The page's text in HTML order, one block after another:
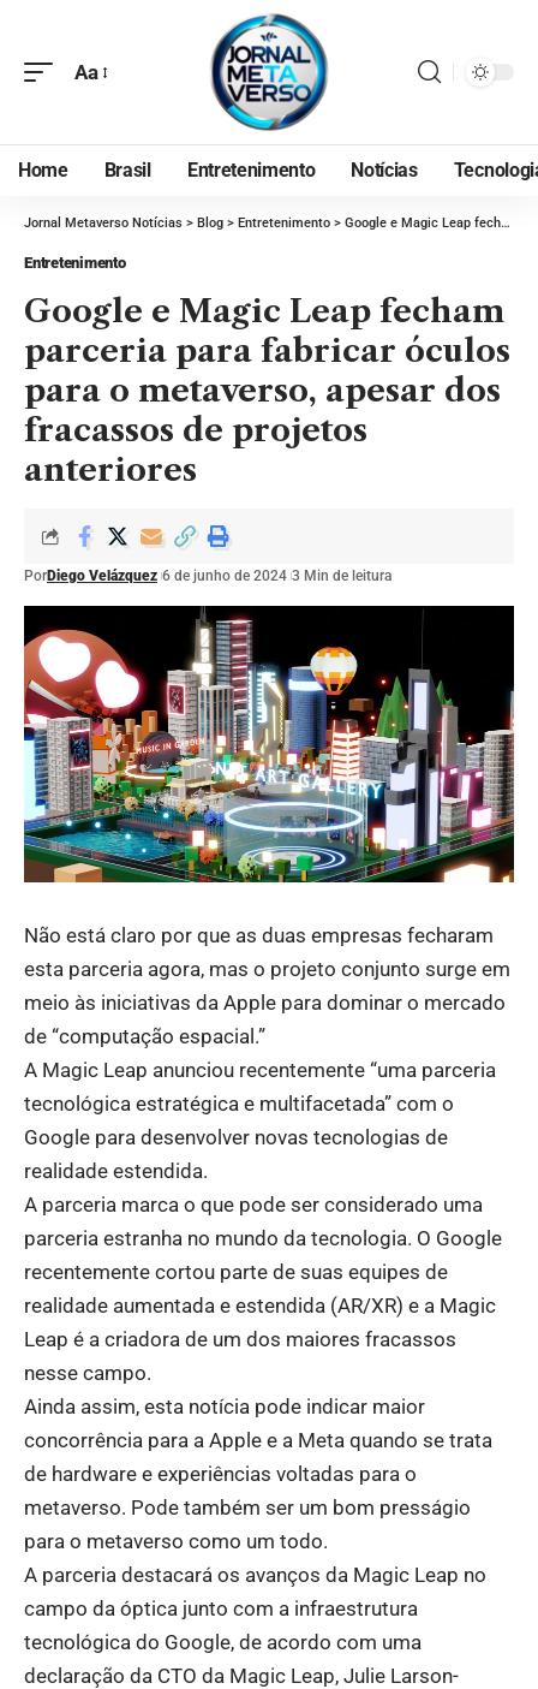
Aa
Home Brasil Entretenimento Notícias
Jornal Metaverso Notícias > Blog > Entretenimento > Google e Magic Leap fecham parceria para fabricar óculos para o metaverso, apesar dos fracassos de projetos anteriores
Entretenimento
Google e Magic Leap fecham
parceria para fabricar óculos
para o metaverso, apesar dos
fracassos de projetos
anteriores
PorDiego Velázquez 6 de junho de 2024 3 Min de leitura
Não está claro por que as duas empresas fecharam
esta parceria agora, mas o projeto conjunto surge em
meio às iniciativas da Apple para dominar o mercado
de “computação espacial.”
A Magic Leap anunciou recentemente “uma parceria
tecnológica estratégica e multifacetada” com o
Google para desenvolver novas tecnologias de
realidade estendida.
A parceria marca o que pode ser considerado uma
parceria estranha no mundo da tecnologia. O Google
recentemente cortou parte de suas equipes de
realidade aumentada e estendida (AR/XR) e a Magic
Leap é a criadora de um dos maiores fracassos
nesse campo.
Ainda assim, esta notícia pode indicar maior
concorrência para a Apple e a Meta quando se trata
de hardware e experiências voltadas para o
metaverso. Pode também ser um bom presságio
para o metaverso como um todo.
A parceria destacará os avanços da Magic Leap no
campo da óptica junto com a infraestrutura
tecnológica do Google, de acordo com uma
declaração da CTO da Magic Leap, Julie Larson-